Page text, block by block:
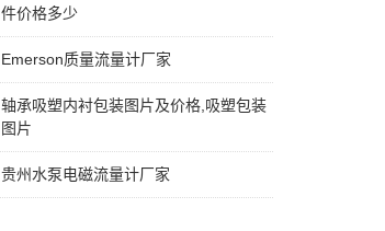
件价格多少
Emerson质量流量计厂家
轴承吸塑内衬包装图片及价格,吸塑包装
图片
贵州水泵电磁流量计厂家